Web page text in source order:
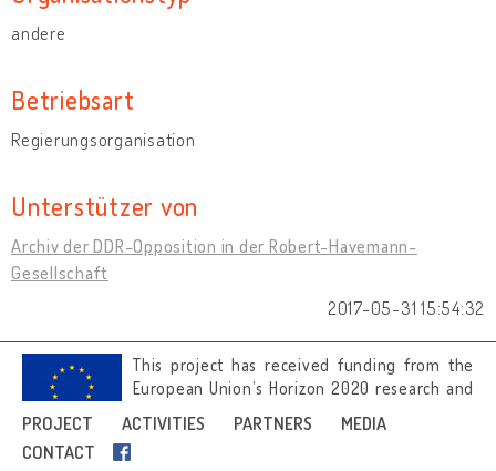
PROJECT ACTIVITIES PARTNERS
MEDIA
CONTACT
andere
Betriebsart
Regierungsorganisation
Unterstützer von
Archiv der DDR-Opposition in der Robert-Havemann-
Gesellschaft
2017-05-31 15:54:32
This project has received funding from the
European Union’s Horizon 2020 research and
innovation programme under grant
agreement No 692919.
Image credits